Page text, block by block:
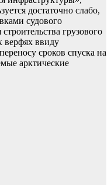
достаточно слабо,
судового
грузового
верфях ввиду
сроков спуска на
арктические